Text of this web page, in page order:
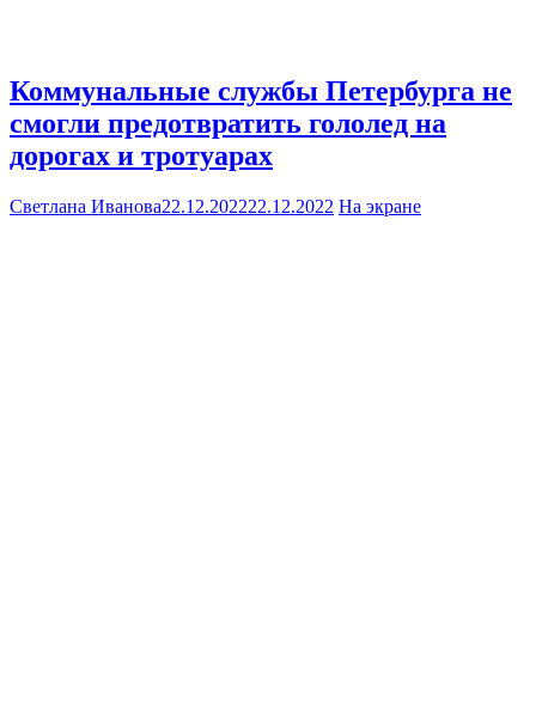
Коммунальные службы Петербурга не
смогли предотвратить гололед на
дорогах и тротуарах
Светлана Иванова22.12.202222.12.2022 На экране